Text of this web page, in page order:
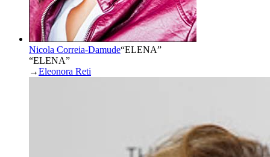
Nicola Correia-Damude“ELENA”
“ELENA”
→Eleonora Reti